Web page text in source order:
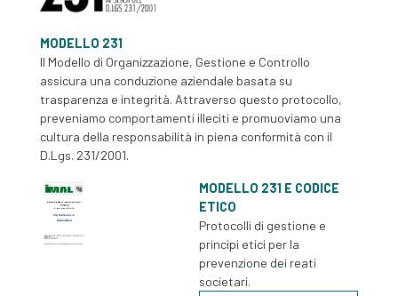
MODELLO 231
Il Modello di Organizzazione, Gestione e Controllo
assicura una conduzione aziendale basata su
trasparenza e integrità. Attraverso questo protocollo,
preveniamo comportamenti illeciti e promuoviamo una
cultura della responsabilità in piena conformità con il
D.Lgs. 231/2001.
MODELLO 231 E CODICE
ETICO
Protocolli di gestione e
principi etici per la
prevenzione dei reati
societari.